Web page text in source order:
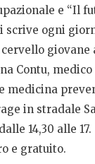
e “Il
scrive ogni
giovane
Contu,
medicina
in stradale
14,30 alle 17.
e gratuito.